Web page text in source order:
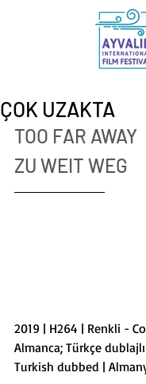
ÇOK UZAKTA
TOO FAR AWAY
ZU WEIT WEG
2019 | H264 | Renkli -
Almanca; Türkçe
Turkish dubbed |